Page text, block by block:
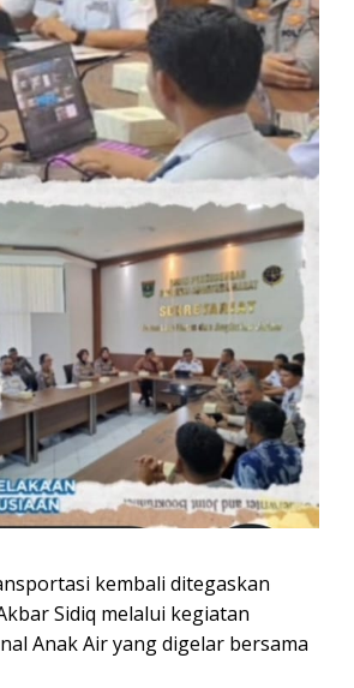
kembali ditegaskan
Sidiq melalui kegiatan
Anak Air yang digelar bersama